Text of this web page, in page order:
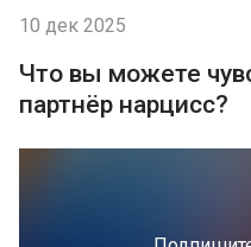
10 дек 2025
Что вы можете
партнёр нарцисс?